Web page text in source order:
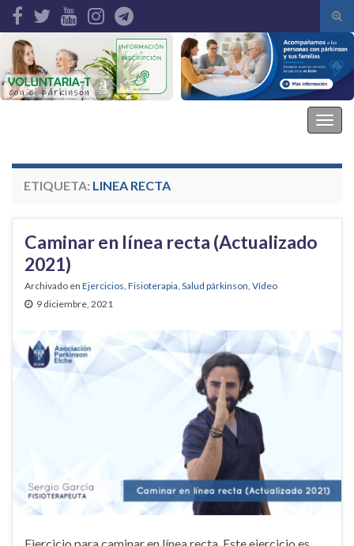
de
Search for:
ETIQUETA: LINEA RECTA
Caminar en línea recta (Actualizado
2021)
Archivado en Ejercicios, Fisioterapia, Salud párkinson, Vídeo
9 diciembre, 2021